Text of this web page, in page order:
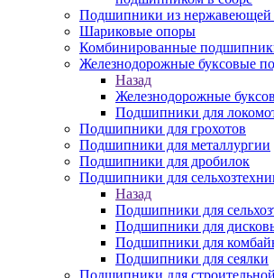
Подшипники из нержавеющей
Шариковые опоры
Комбинированные
Железнодорожные буксовые
Назад
Железнодорожные
Подшипники для
Подшипники для грохотов
Подшипники для металлургии
Подшипники для дробилок
Подшипники для
Назад
Подшипники для
Подшипники для
Подшипники для
Подшипники для сеялки
Подшипники для